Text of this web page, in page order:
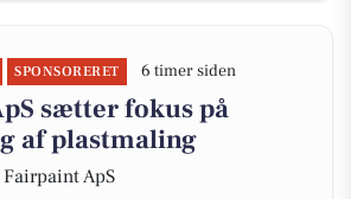
SPONSORERET 6 timer siden
sætter fokus på
af plastmaling
ApS